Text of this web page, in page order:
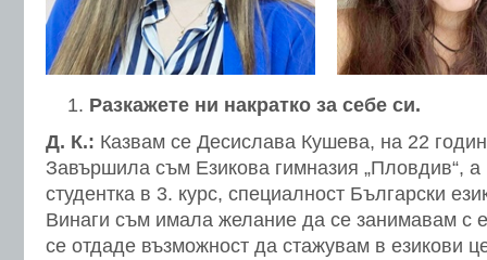
Разкажете ни накратко за себе си.
Д. К.: Казвам се Десислава Кушева, на 22
Завършила съм Езикова гимназия „Пловдив“,
студентка в 3. курс, специалност Български
Винаги съм имала желание да се занимавам с
се отдаде възможност да стажувам в езикови